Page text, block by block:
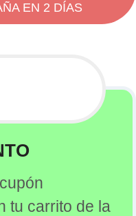
EN 2 DÍAS
tu carrito de la